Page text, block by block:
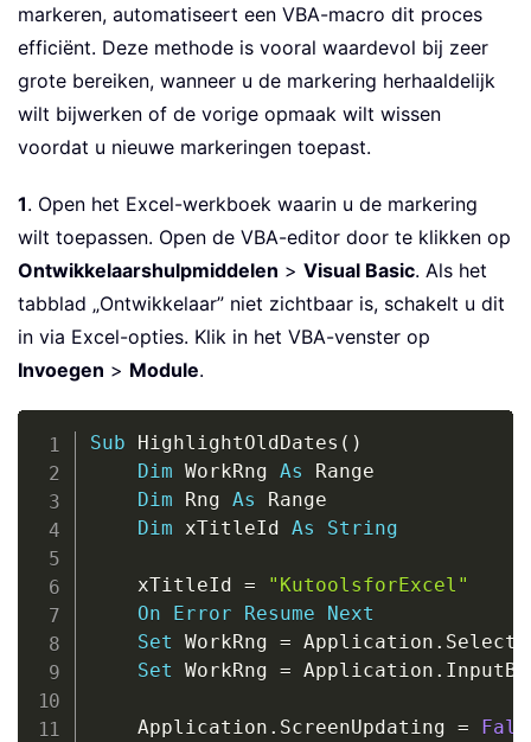
markeren, automatiseert een VBA-macro dit proces
efficiënt. Deze methode is vooral waardevol bij zeer
grote bereiken, wanneer u de markering herhaaldelijk
wilt bijwerken of de vorige opmaak wilt wissen
voordat u nieuwe markeringen toepast.
1. Open het Excel-werkboek waarin u de markering
wilt toepassen. Open de VBA-editor door te klikken op
Ontwikkelaarshulpmiddelen > Visual Basic. Als het
tabblad „Ontwikkelaar” niet zichtbaar is, schakelt u dit
in via Excel-opties. Klik in het VBA-venster op
Invoegen > Module.
Sub HighlightOldDates ( )
Dim WorkRng As Range
Dim Rng As Range
Dim xTitleId As String
    xTitleId
=
"KutoolsforExcel"
On
Error Resume
Next
Set WorkRng = Application .
Set WorkRng = Application .
    Application
. ScreenUpdating =